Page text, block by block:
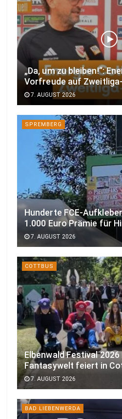
„Da, um zu bleiben!“:
Vorfreude auf
7. AUGUST 2026
SPREMBERG
Hunderte FCE-
1.000 Euro Prämie für
7. AUGUST 2026
COTTBUS
Elbenwald Festival
Fantasywelt feiert in
7. AUGUST 2026
BAD LIEBENWERDA